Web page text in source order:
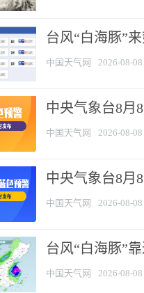
台风“白海豚”
中国天气网 2026-08-08
中央气象台8月
中国天气网 2026-08-08
中央气象台8月
中国天气网 2026-08-08
台风“白海豚”
中国天气网 2026-08-08